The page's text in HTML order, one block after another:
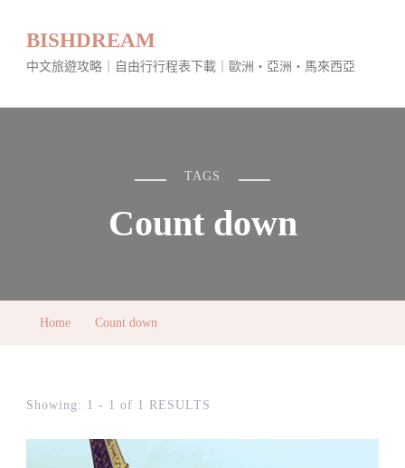
BISHDREAM
中文旅遊攻略｜自由行行程表下載｜歐洲・亞洲・馬來西亞
TAGS
Count down
Home Count down
Showing: 1 - 1 of 1 RESULTS